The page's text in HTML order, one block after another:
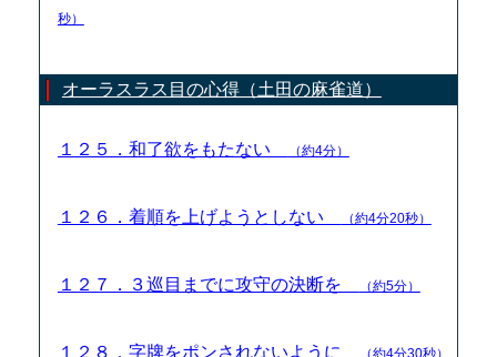
秒）
オーラスラス目の心得（土田の麻雀道）
１２５．和了欲をもたない （約4分）
１２６．着順を上げようとしない （約4分20秒）
１２７．３巡目までに攻守の決断を （約5分）
１２８．字牌をポンされないように （約4分30秒）